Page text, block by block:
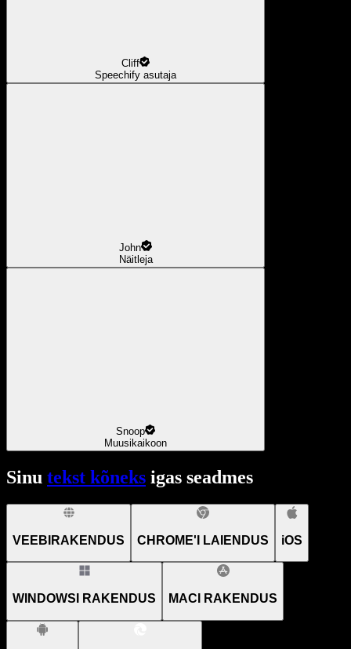
Cliff
Speechify asutaja
John
Näitleja
Snoop
Muusikaikoon
Sinu tekst kõneks igas seadmes
VEEBIRAKENDUS CHROME'I LAIENDUS iOS
WINDOWSI RAKENDUS MACI RAKENDUS